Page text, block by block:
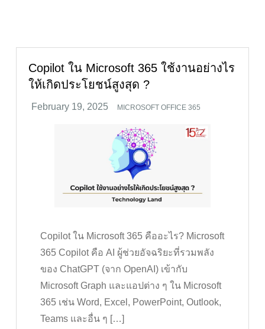
Copilot ใน Microsoft 365 ใช้งานอย่างไร
ให้เกิดประโยชน์สูงสุด ?
MICROSOFT OFFICE 365
Copilot ใน Microsoft 365 คืออะไร? Microsoft
365 Copilot คือ AI ผู้ช่วยอัจฉริยะที่รวมพลัง
ของ ChatGPT (จาก OpenAI) เข้ากับ
Microsoft Graph และแอปต่าง ๆ ใน Microsoft
365 เช่น Word, Excel, PowerPoint, Outlook,
Teams และอื่น ๆ […]